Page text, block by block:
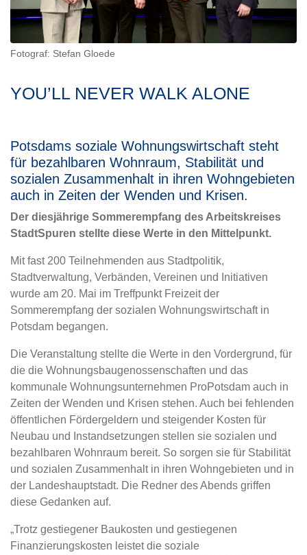
Fotograf: Stefan Gloede
YOU’LL NEVER WALK ALONE
Potsdams soziale Wohnungswirtschaft steht
für bezahlbaren Wohnraum, Stabilität und
sozialen Zusammenhalt in ihren Wohngebieten
auch in Zeiten der Wenden und Krisen.
Der diesjährige Sommerempfang des Arbeitskreises
StadtSpuren stellte diese Werte in den Mittelpunkt.
Mit fast 200 Teilnehmenden aus Stadtpolitik,
Stadtverwaltung, Verbänden, Vereinen und Initiativen
wurde am 20. Mai im Treffpunkt Freizeit der
Sommerempfang der sozialen Wohnungswirtschaft in
Potsdam begangen.
Die Veranstaltung stellte die Werte in den Vordergrund, für
die die Wohnungsbaugenossenschaften und das
kommunale Wohnungsunternehmen ProPotsdam auch in
Zeiten der Wenden und Krisen stehen. Auch bei fehlenden
öffentlichen Fördergeldern und steigender Kosten für
Neubau und Instandsetzungen stellen sie sozialen und
bezahlbaren Wohnraum bereit. So sorgen sie für Stabilität
und sozialen Zusammenhalt in ihren Wohngebieten und in
der Landeshauptstadt. Die Redner des Abends griffen
diese Gedanken auf.
„Trotz gestiegener Baukosten und gestiegenen
Finanzierungskosten leistet die soziale